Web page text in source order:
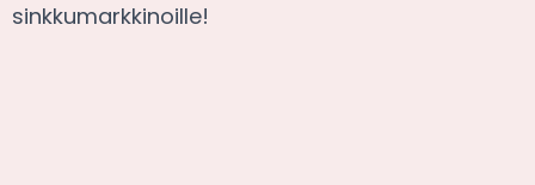
sinkkumarkkinoille!